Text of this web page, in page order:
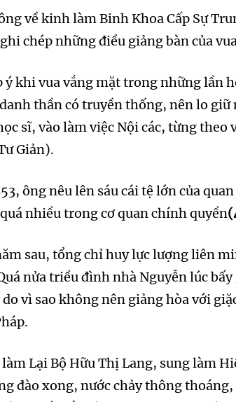
về kinh làm Binh Khoa Cấp Sự
chép những điều giảng bàn của
ý khi vua vắng mặt trong những
thần có truyền thống, nên lo
sĩ, vào làm việc Nội các, từng
Giản).
ông nêu lên sáu cái tệ lớn của
nhiều trong cơ quan chính quyền
sau, tổng chỉ huy lực lượng liên
nửa triều đình nhà Nguyễn lúc
vì sao không nên giảng hòa với
Lại Bộ Hữu Thị Lang, sung làm
đào xong, nước chảy thông